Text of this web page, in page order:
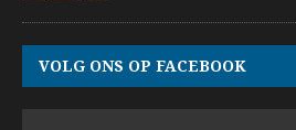
VOLG ONS OP FACEBOOK